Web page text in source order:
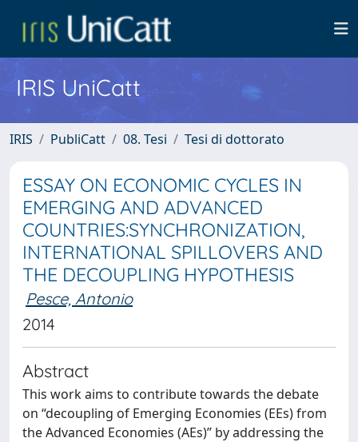
IRIS UniCatt
IRIS PubliCatt 08. Tesi Tesi di dottorato
ESSAY ON ECONOMIC CYCLES IN
EMERGING AND ADVANCED
COUNTRIES:SYNCHRONIZATION,
INTERNATIONAL SPILLOVERS AND
THE DECOUPLING HYPOTHESIS
Pesce, Antonio
2014
Abstract
This work aims to contribute towards the debate
on “decoupling of Emerging Economies (EEs) from
the Advanced Economies (AEs)” by addressing the